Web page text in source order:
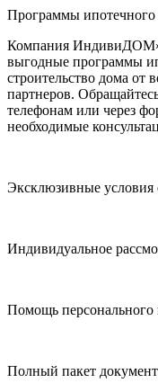
Программы ипотечного
Компания ИндивиДОМ»
выгодные программы
строительство дома от
партнеров.
телефонам или через
необходимые
Эксклюзивные условия
Индивидуальное
Помощь персонального
Полный пакет